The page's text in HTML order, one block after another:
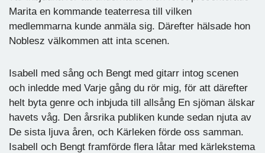
Marita en kommande teaterresa till vilken
medlemmarna kunde anmäla sig. Därefter hälsade hon
Noblesz välkommen att inta scenen.
Isabell med sång och Bengt med gitarr intog scenen
och inledde med Varje gång du rör mig, för att därefter
helt byta genre och inbjuda till allsång En sjöman älskar
havets våg. Den årsrika publiken kunde sedan njuta av
De sista ljuva åren, och Kärleken förde oss samman.
Isabell och Bengt framförde flera låtar med kärlekstema